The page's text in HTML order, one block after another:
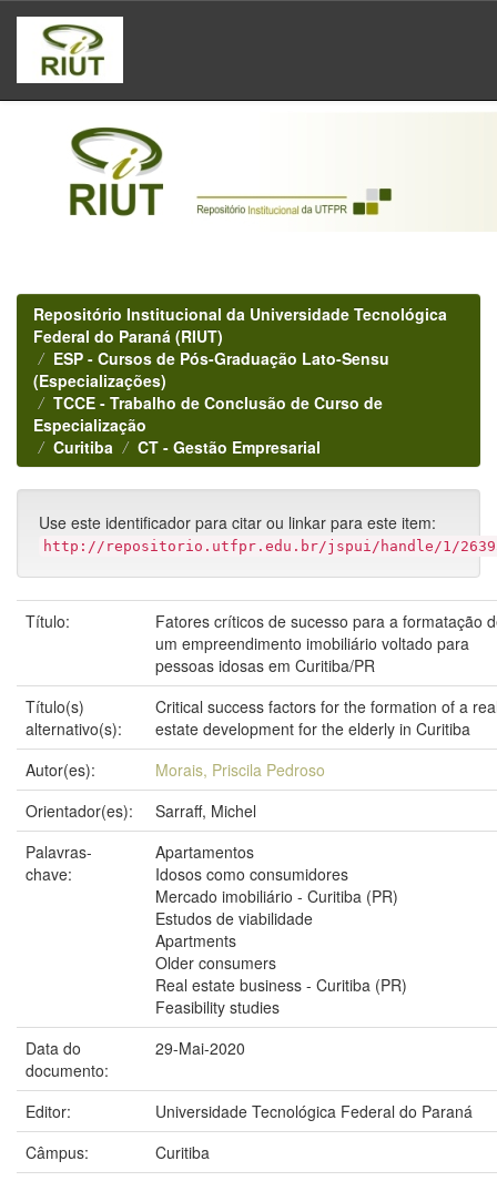
Skip
navigation
Repositório Institucional da Universidade Tecnológica
Federal do Paraná (RIUT)
ESP - Cursos de Pós-Graduação Lato-Sensu
(Especializações)
TCCE - Trabalho de Conclusão de Curso de
Especialização
Curitiba
CT - Gestão Empresarial
Use este identificador para citar ou linkar para este item:
http://repositorio.utfpr.edu.br/jspui/handle/1/
Título:
Fatores críticos de sucesso para a formatação
um empreendimento imobiliário voltado para
pessoas idosas em Curitiba/PR
Título(s)
alternativo(s):
Critical success factors for the formation of a
estate development for the elderly in Curitiba
Autor(es):
Morais, Priscila Pedroso
Orientador(es):
Sarraff, Michel
Palavras-
chave:
Apartamentos
Idosos como consumidores
Mercado imobiliário - Curitiba (PR)
Estudos de viabilidade
Apartments
Older consumers
Real estate business - Curitiba (PR)
Feasibility studies
Data do
documento:
29-Mai-2020
Editor:
Universidade Tecnológica Federal do Paraná
Câmpus:
Curitiba